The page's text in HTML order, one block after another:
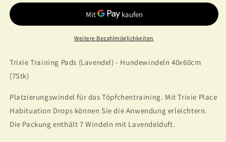
(Lavendel)
Stück)
Weitere Bezahlmöglichkeiten
Trixie Training Pads (Lavendel) - Hundewindeln 40x60cm
(7Stk)
Platzierungswindel für das Töpfchentraining. Mit Trixie Place
Habituation Drops können Sie die Anwendung erleichtern.
Die Packung enthält 7 Windeln mit Lavendelduft.